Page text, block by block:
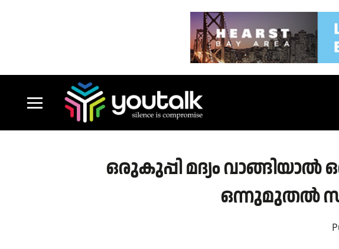
ഒരുകുപ്പി മദ്യം
ഒന്നുമുതൽ